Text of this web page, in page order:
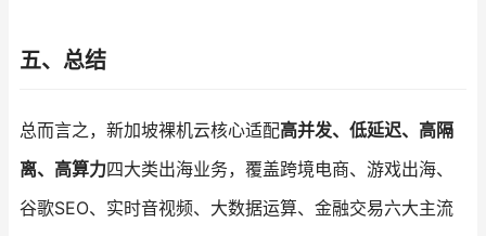
五、总结
总而言之，新加坡裸机云核心适配高并发、低延迟、高隔
离、高算力四大类出海业务，覆盖跨境电商、游戏出海、
谷歌SEO、实时音视频、大数据运算、金融交易六大主流